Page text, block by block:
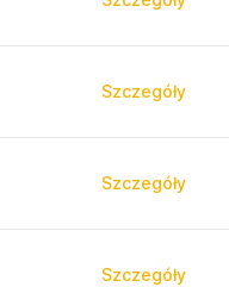
Szczegóły
Szczegóły
Szczegóły